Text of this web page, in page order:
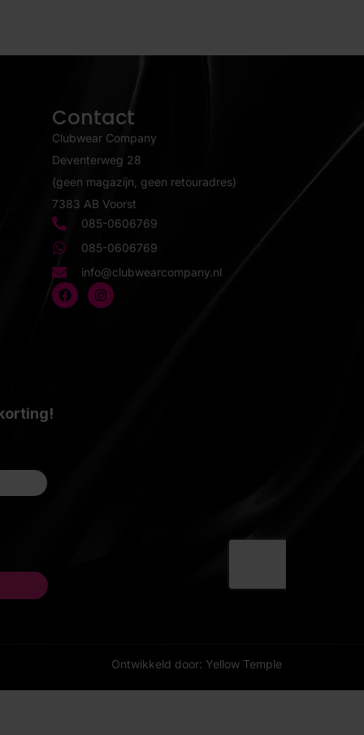
Contact
Clubwear Company
Deventerweg 28
(geen magazijn, geen retouradres)
7383 AB Voorst
085-0606769
085-0606769
info@clubwearcompany.nl
Ontwikkeld door: Yellow Temple